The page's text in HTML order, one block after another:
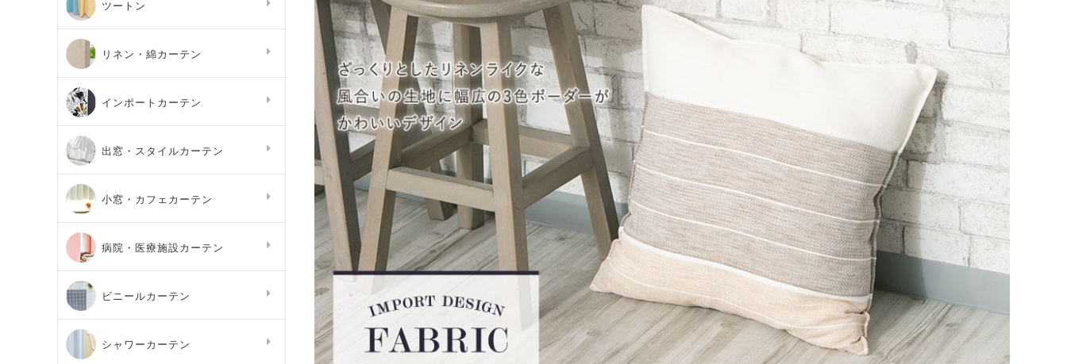
ツートン
リネン・綿カーテン
インポートカーテン
出窓・スタイルカーテン
小窓・カフェカーテン
病院・医療施設カーテン
ビニールカーテン
シャワーカーテン